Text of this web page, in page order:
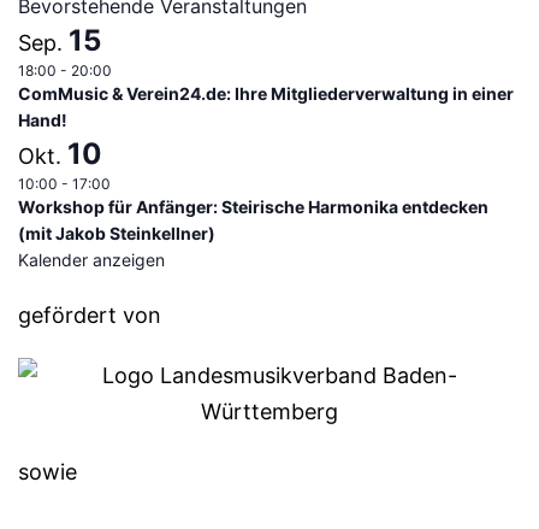
Bevorstehende Veranstaltungen
Sep. 15
18:00 - 20:00
ComMusic & Verein24.de: Ihre Mitgliederverwaltung in einer
Hand!
Okt. 10
10:00 - 17:00
Workshop für Anfänger: Steirische Harmonika entdecken
(mit Jakob Steinkellner)
Kalender anzeigen
gefördert von
sowie